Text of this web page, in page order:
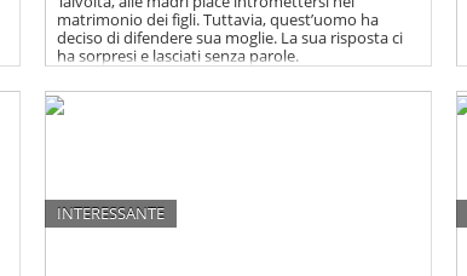
matrimonio dei figli. Tuttavia, quest’uomo ha
deciso di difendere sua moglie. La sua risposta ci
ha sorpresi e lasciati senza parole.
INTERESSANTE